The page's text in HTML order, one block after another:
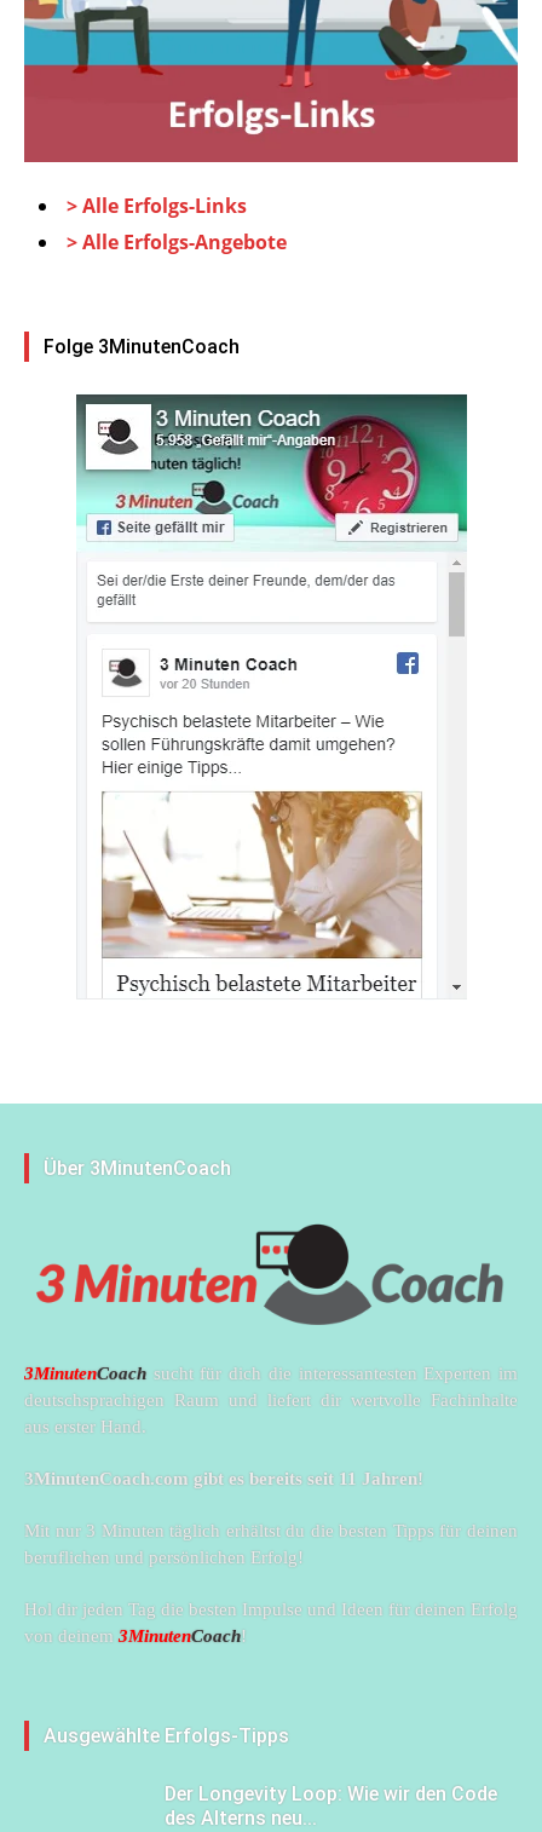
> Alle Erfolgs-Links
> Alle Erfolgs-Angebote
Folge 3MinutenCoach
Über 3MinutenCoach
3MinutenCoach sucht für dich die interessantesten Experten im
deutschsprachigen Raum und liefert dir wertvolle Fachinhalte
aus erster Hand.
3MinutenCoach.com gibt es bereits seit 11 Jahren!
Mit nur 3 Minuten täglich erhältst du die besten Tipps für deinen
beruflichen und persönlichen Erfolg!
Hol dir jeden Tag die besten Impulse und Ideen für deinen Erfolg
von deinem 3MinutenCoach!
Ausgewählte Erfolgs-Tipps
Der Longevity Loop: Wie wir den Code
des Alterns neu...